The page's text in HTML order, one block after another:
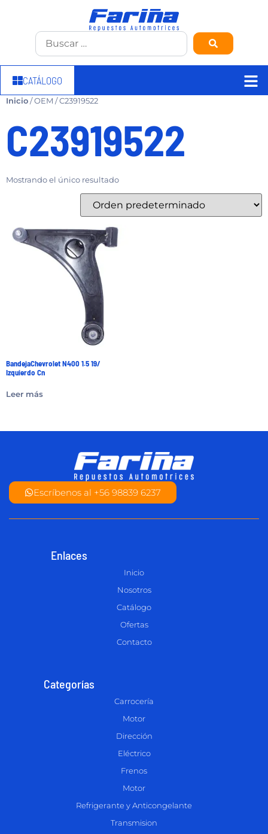
CATÁLOGO
Inicio/ OEM / C23919522
C23919522
Mostrando el único resultado
BandejaChevrolet N400 1.5 19/
Izquierdo Cn
Leer más
Escríbenos al +56 98839 6237
Enlaces
Inicio
Nosotros
Catálogo
Ofertas
Contacto
Categorías
Carrocería
Motor
Dirección
Eléctrico
Frenos
Motor
Refrigerante y Anticongelante
Transmision